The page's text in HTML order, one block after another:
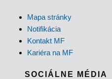
Mapa stránky
Notifikácia
Kontakt MF
Kariéra na MF
SOCIÁLNE MÉDIA